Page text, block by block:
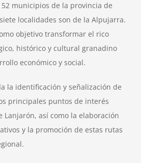
52 municipios de la provincia de
siete localidades son de la Alpujarra.
objetivo transformar el rico
histórico y cultural granadino
económico y social.
la identificación y señalización de
principales puntos de interés
Lanjarón, así como la elaboración
y la promoción de estas rutas